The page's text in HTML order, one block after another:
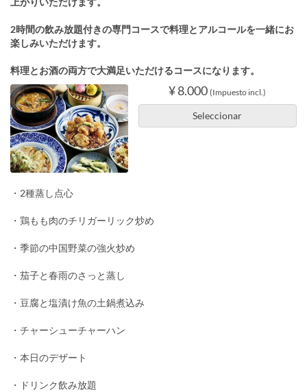
2時間の飲み放題付きの専門コースで料理とアルコールを一緒にお
楽しみいただけます。
料理とお酒の両方で大満足いただけるコースになります。
¥ 8.000 (Impuesto incl.)
Seleccionar
・2種蒸し点心
・鶏もも肉のチリガーリック炒め
・季節の中国野菜の強火炒め
・茄子と春雨のさっと蒸し
・豆腐と塩漬け魚の土鍋煮込み
・チャーシューチャーハン
・本日のデザート
・ドリンク飲み放題